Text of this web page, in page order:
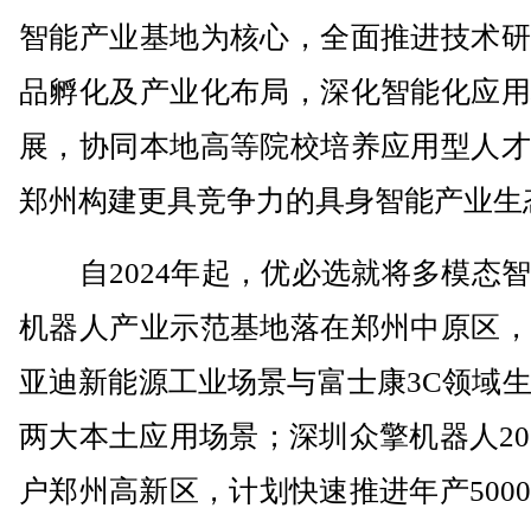
智能产业基地为核心，全面推进技术
品孵化及产业化布局，深化智能化应
展，协同本地高等院校培养应用型人
郑州构建更具竞争力的具身智能产业生
自2024年起，优必选就将多模态
机器人产业示范基地落在郑州中原区
亚迪新能源工业场景与富士康3C领域
两大本土应用场景；深圳众擎机器人
户郑州高新区，计划快速推进年产